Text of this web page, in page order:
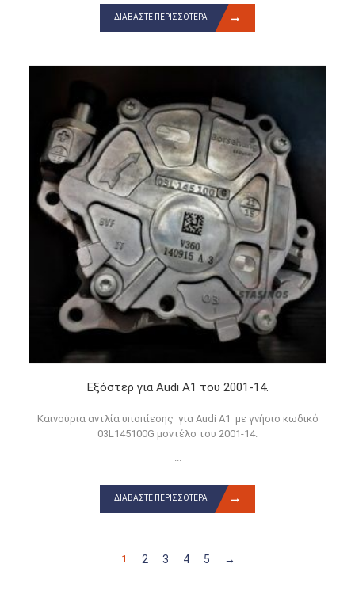
ΔΙΑΒΆΣΤΕ ΠΕΡΙΣΣΌΤΕΡΑ
Εξόστερ για Audi A1 του 2001-14.
Καινούρια αντλία υποπίεσης για Audi A1 με γνήσιο κωδικό
03L145100G μοντέλο του 2001-14.
ΔΙΑΒΆΣΤΕ ΠΕΡΙΣΣΌΤΕΡΑ
1 2 3 4 5 →